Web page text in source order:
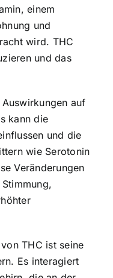
einem
und
wird. THC
und das
auf
kann die
und die
wie Serotonin
Veränderungen
THC ist seine
Es interagiert